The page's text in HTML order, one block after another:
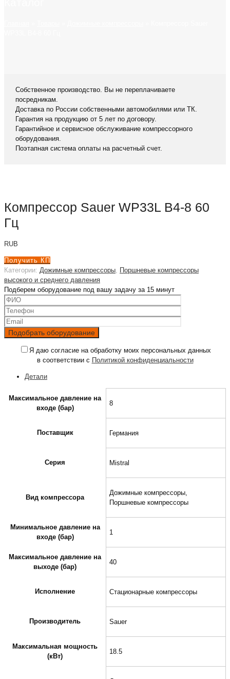
Собственное производство. Вы не переплачиваете
посредникам.
Доставка по России собственными автомобилями или ТК.
Гарантия на продукцию от 5 лет по договору.
Гарантийное и сервисное обслуживание компрессорного
оборудования.
Поэтапная система оплаты на расчетный счет.
Компрессор Sauer WP33L B4-8 60
Гц
RUB
Получить КП
Категории: Дожимные компрессоры Поршневые компрессоры
высокого и среднего давления
Подберем оборудование под вашу задачу за 15 минут
Я даю согласие на обработку моих персональных данных
в соответствии с Политикой конфиденциальности
Детали
Максимальное давление на
входе (бар)
8
Поставщик Германия
Серия Mistral
Вид компрессора
Дожимные компрессоры,
Поршневые компрессоры
Минимальное давление на
входе (бар)
1
Максимальное давление на
выходе (бар)
40
Исполнение Стационарные компрессоры
Производитель Sauer
Максимальная мощность
(кВт)
18.5